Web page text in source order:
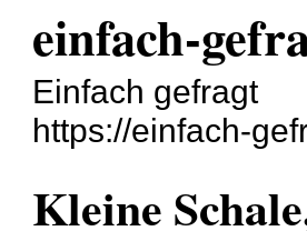
einfach-
Einfach gefragt
https://einfach-
Kleine